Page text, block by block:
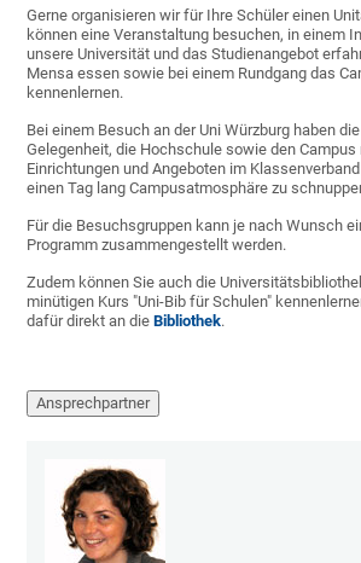
Gerne organisieren wir für Ihre Schüler einen
können eine Veranstaltung besuchen, in einem
unsere Universität und das Studienangebot
Mensa essen sowie bei einem Rundgang das
kennenlernen.
Bei einem Besuch an der Uni Würzburg haben
Gelegenheit, die Hochschule sowie den
Einrichtungen und Angeboten im
einen Tag lang Campusatmosphäre zu
Für die Besuchsgruppen kann je nach Wunsch
Programm zusammengestellt werden.
Zudem können Sie auch die
minütigen Kurs "Uni-Bib für Schulen"
dafür direkt an dieBibliothek.
Ansprechpartner